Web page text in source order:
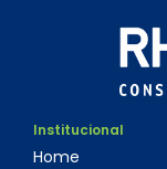
Institucional
Home